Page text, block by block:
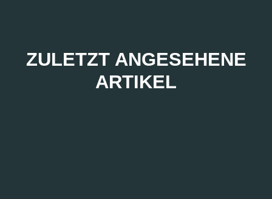
ZULETZT ANGESEHENE
ARTIKEL